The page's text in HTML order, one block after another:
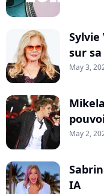
sur
May 3,
May 2,
IA